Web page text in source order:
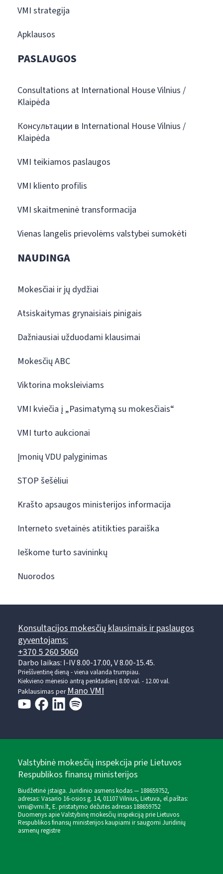
VMI strategija
Apklausos
PASLAUGOS
Consultations at International House Vilnius /
Klaipėda
Консультации в International House Vilnius /
Klaipėda
VMI teikiamos paslaugos
VMI kliento profilis
VMI skaitmeninė transformacija
Vienas langelis prievolėms valstybei sumokėti
NAUDINGA
Mokesčiai ir jų dydžiai
Atsiskaitymas grynaisiais pinigais
Dažniausiai užduodami klausimai
Mokesčių ABC
Viktorina moksleiviams
VMI kviečia į „Pasimatymą su mokesčiais“
VMI turto aukcionai
Įmonių VDU palyginimas
STOP šešėliui
Krašto apsaugos ministerijos informacija
Interneto svetainės atitikties paraiška
Ieškome turto savininkų
Nuorodos
Konsultacijos mokesčių klausimais ir paslaugos
gyventojams:
+370 5 260 5060
Darbo laikas: I-IV 8.00-17.00, V 8.00-15.45.
Prieššventinę dieną - viena valanda trumpiau.
Kiekvieno mėnesio antrą penktadienį 8.00 val. - 12.00 val.
Paklausimas perMano VMI
Valstybinė mokesčių inspekcija prie Lietuvos
Respublikos finansų ministerijos
Biudžetinė įstaiga. Juridinio asmens kodas — 188659752,
adresas: Vasario 16-osios g. 14, 01107 Vilnius, Lietuva, el.paštas:
vmi@vmi.lt, E. pristatymo dėžutės adresas 188659752
Duomenys apie Valstybinę mokesčių inspekciją prie Lietuvos
Respublikos finansų ministerijos kaupiami ir saugomi Juridinių
asmenų registre